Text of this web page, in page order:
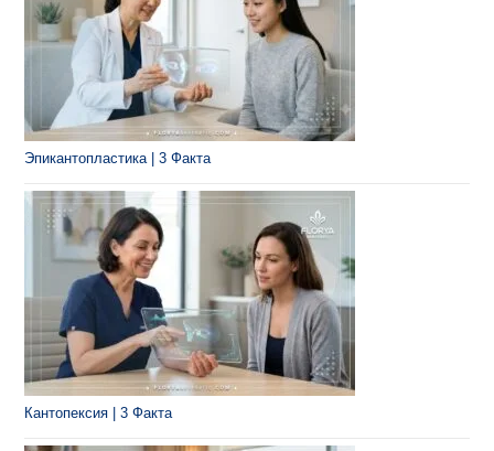
Эпикантопластика | 3 Факта
Кантопексия | 3 Факта